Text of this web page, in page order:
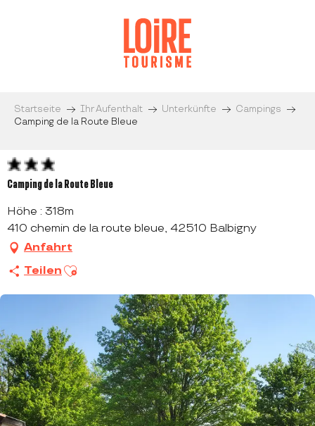
Startseite Ihr Aufenthalt Unterkünfte
Campings
Camping de la Route Bleue
Camping de la Route Bleue
Höhe : 318m
410 chemin de la route bleue, 42510 Balbigny
Anfahrt
Teilen Ajouter aux favoris